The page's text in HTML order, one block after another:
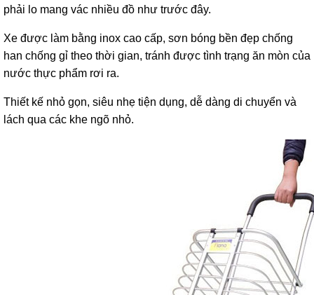
phải lo mang vác nhiều đồ như trước đây.
Xe được làm bằng inox cao cấp, sơn bóng bền đẹp chống
han chống gỉ theo thời gian, tránh được tình trạng ăn mòn của
nước thực phẩm rơi ra.
Thiết kế nhỏ gọn, siêu nhẹ tiện dụng, dễ dàng di chuyển và
lách qua các khe ngõ nhỏ.